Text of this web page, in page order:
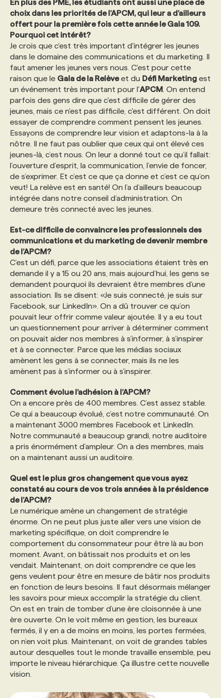
En plus des PME, les étudiants ont aussi une place de
choix dans les priorités de l’APCM, qui leur a d’ailleurs
offert pour la première fois cette année le Gala 109.
Pourquoi cet intérêt?
Je crois que c'est très important d'intégrer les jeunes
dans le domaine des communications et du marketing. Il
faut amener les jeunes vers nous. C'est pour cette
raison que le Gala de la Relèveet du Défi Marketing est
un événement très important pour l'APCM . On entend
parfois des gens dire que c'est difficile de gérer des
jeunes, mais ce n'est pas difficile, c'est différent. On doit
essayer de comprendre comment pensent les jeunes.
Essayons de comprendre leur vision et adaptons-la à la
nôtre. Il ne faut pas oublier que ceux qui ont élevé ces
jeunes-là, c’est nous. On leur a donné tout ce qu’il fallait:
l’ouverture d’esprit, la communication, l’envie de foncer,
de s’exprimer. Et c’est ce que ça donne et c’est ce qu’on
veut! La relève est en santé! On l’a d’ailleurs beaucoup
intégrée dans notre conseil d’administration. On
demeure très connecté avec les jeunes.
Est-ce difficile de convaincre les professionnels des
communications et du marketing de devenir membre
de l’APCM?
C’est un défi, parce que les associations étaient très en
demande il y a 15 ou 20 ans, mais aujourd’hui, les gens se
demandent pourquoi ils devraient être membres d’une
association. Ils se disent: «Je suis connecté, je suis sur
Facebook, sur LinkedIn». On a dû trouver ce qu’on
pouvait leur offrir comme valeur ajoutée. Il y a eu tout
un questionnement pour arriver à déterminer comment
on pouvait aider nos membres à s’informer, à s’inspirer
et à se connecter. Parce que les médias sociaux
amènent les gens à se connecter, mais ils ne les
amènent pas à s’informer ou à s’inspirer.
Comment évolue l’adhésion à l’APCM?
On a encore près de 400 membres. C’est assez stable.
Ce qui a beaucoup évolué, c’est notre communauté. On
a maintenant 3000 membres Facebook et LinkedIn.
Notre communauté a beaucoup grandi, notre auditoire
a pris énormément d’ampleur. On a des membres, mais
on a maintenant aussi un auditoire.
Quel est le plus gros changement que vous ayez
constaté au cours de vos trois années à la présidence
de l’APCM?
Le numérique amène un changement de stratégie
énorme. On ne peut plus juste aller vers une vision de
marketing spécifique, on doit comprendre le
comportement du consommateur pour être là au bon
moment. Avant, on bâtissait nos produits et on les
vendait. Maintenant, on doit comprendre ce que les
gens veulent pour être en mesure de bâtir nos produits
en fonction de leurs besoins. Il faut désormais mélanger
les savoirs pour mieux accomplir la stratégie du client.
On est en train de tomber d’une ère cloisonnée à une
ère ouverte. On le voit même en gestion, les bureaux
fermés, il y en a de moins en moins, les portes fermées,
on n’en voit plus. Maintenant, on voit de grandes tables
autour desquelles tout le monde travaille ensemble, peu
importe le niveau hiérarchique. Ça illustre cette nouvelle
vision.